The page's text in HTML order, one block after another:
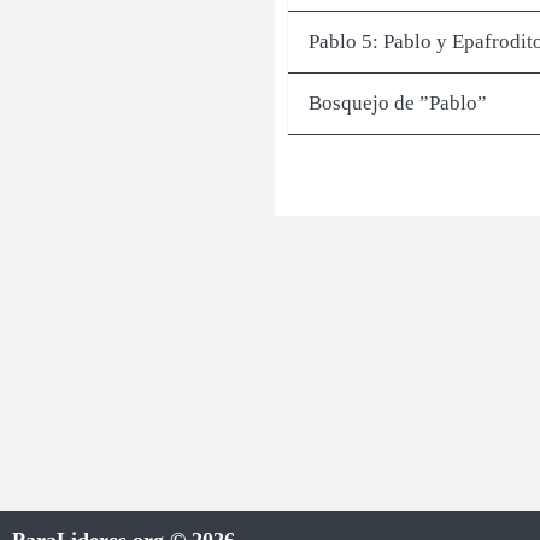
Pablo 5: Pablo y
Bosquejo de ”Pablo”